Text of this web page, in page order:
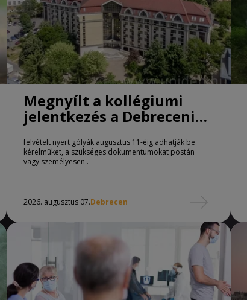
Megnyílt a kollégiumi
jelentkezés a Debreceni
Egyetemen
felvételt nyert gólyák augusztus 11-éig adhatják be
kérelmüket, a szükséges dokumentumokat postán
vagy személyesen .
2026. augusztus 07.Debrecen